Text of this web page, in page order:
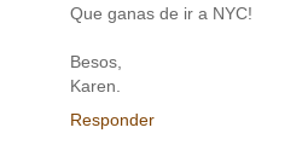
Que ganas de ir a NYC!
Besos,
Karen.
Responder